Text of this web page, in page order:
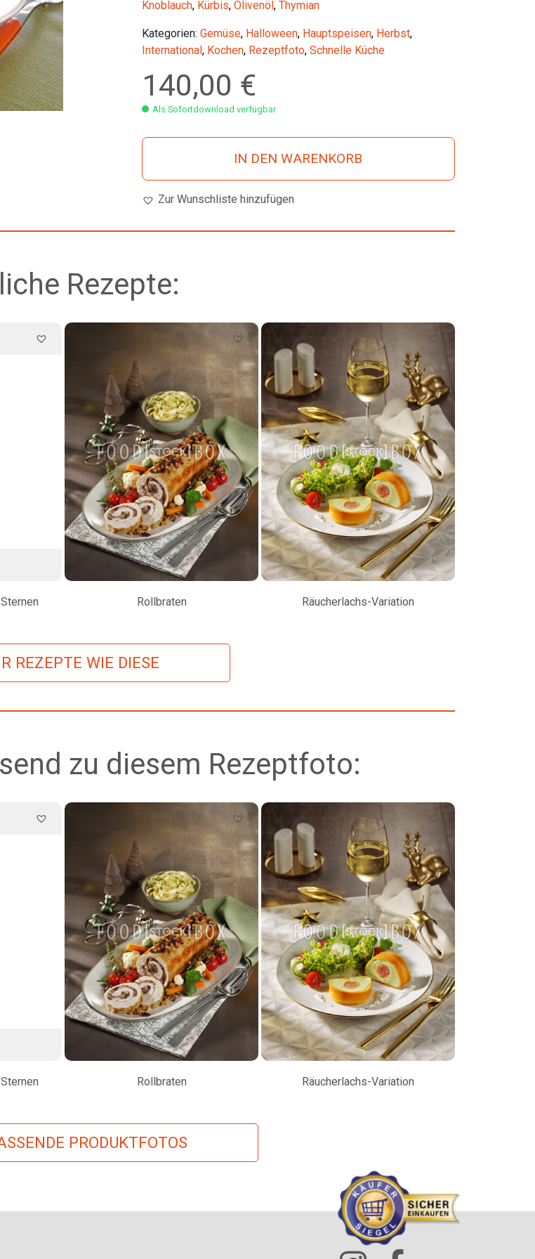
Knoblauch, Kürbis, Olivenöl , Thymian
Kategorien: Gemüse, Halloween, Hauptspeisen, Herbst,
International , Kochen, Rezeptfoto, Schnelle Küche
140,00 €
Als Sofortdownload verfügbar
IN DEN WARENKORB
Zur Wunschliste hinzufügen
Rezepte:
Rollbraten Räucherlachs-Variation
REZEPTE WIE DIESE
zu diesem Rezeptfoto:
Rollbraten Räucherlachs-Variation
PRODUKTFOTOS